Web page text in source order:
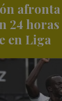
24
en Liga